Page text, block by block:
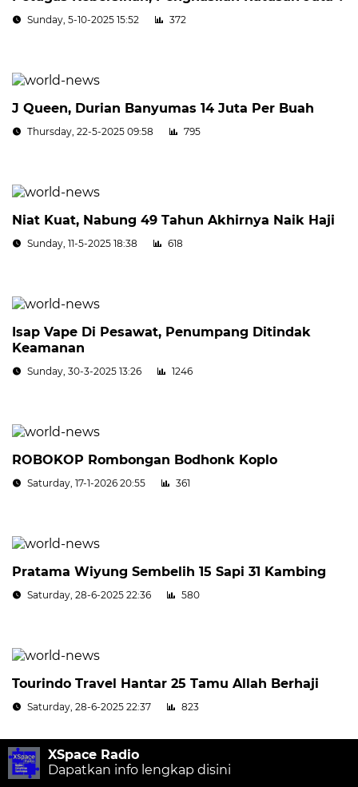
XSpace Radio
Dapatkan info lengkap disini
Sunday, 5-10-2025 15:52 372
J Queen, Durian Banyumas 14 Juta Per Buah
Thursday, 22-5-2025 09:58 795
Niat Kuat, Nabung 49 Tahun Akhirnya Naik Haji
Sunday, 11-5-2025 18:38 618
Isap Vape Di Pesawat, Penumpang Ditindak
Keamanan
Sunday, 30-3-2025 13:26 1246
ROBOKOP Rombongan Bodhonk Koplo
Saturday, 17-1-2026 20:55 361
Pratama Wiyung Sembelih 15 Sapi 31 Kambing
Saturday, 28-6-2025 22:36 580
Tourindo Travel Hantar 25 Tamu Allah Berhaji
Saturday, 28-6-2025 22:37 823